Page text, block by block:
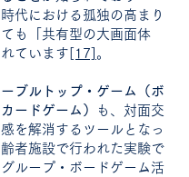
代における孤独の高まり
も「共有型の大画面体
ています [17] 。
ーブルトップ・ゲーム（ボ
ードゲーム）
も、対面交
を解消するツールとなっ
者施設で行われた実験で
ループ・ボードゲーム活